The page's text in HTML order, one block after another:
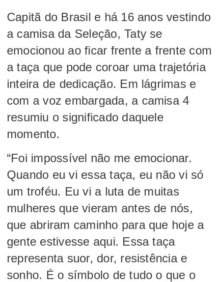
Capitã do Brasil e há 16 anos vestindo
a camisa da Seleção, Taty se
emocionou ao ficar frente a frente com
a taça que pode coroar uma trajetória
inteira de dedicação. Em lágrimas e
com a voz embargada, a camisa 4
resumiu o significado daquele
momento.
“Foi impossível não me emocionar.
Quando eu vi essa taça, eu não vi só
um troféu. Eu vi a luta de muitas
mulheres que vieram antes de nós,
que abriram caminho para que hoje a
gente estivesse aqui. Essa taça
representa suor, dor, resistência e
sonho. É o símbolo de tudo o que o